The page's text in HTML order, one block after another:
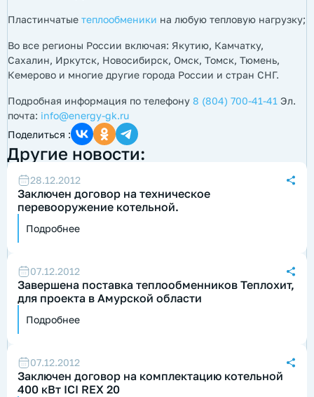
Пластинчатые теплообменики на любую тепловую нагрузку;
Во все регионы России включая: Якутию, Камчатку,
Сахалин, Иркутск, Новосибирск, Омск, Томск, Тюмень,
Кемерово и многие другие города России и стран СНГ.
Подробная информация по телефону 8 (804) 700-41-41 Эл.
почта: info@energy-gk.ru
Поделиться :
Другие новости:
28.12.2012
Заключен договор на техническое
перевооружение котельной.
Подробнее
07.12.2012
Завершена поставка теплообменников Теплохит,
для проекта в Амурской области
Подробнее
07.12.2012
Заключен договор на комплектацию котельной
400 кВт ICI REX 20